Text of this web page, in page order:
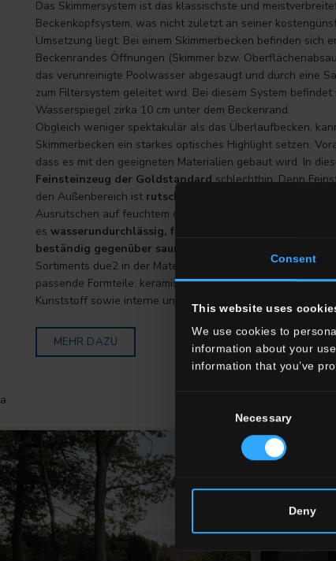
Consent
This website uses
We use cookies to
information about your
information that you’ve
Necessary
Deny
Das Skimmersystem ist das klassischste und
Beckenkopfsystem, was nicht zuletzt an seiner
Umsetzung liegt. Bei einem Skimmerbecken befinden sich
Beckenrandes Öffnungen (Skimmer bzw.
das verunreinigte Poolwasser abgesaugt und durch eine
zum Filtersystem geleitet wird. Bei diesem System befindet
Wasserspiegel zirka 10 cm unter dem Beckenrand.
Obgleich weniger spektakulär als das Überlaufbecken,
Skimmerbecken ein starkes optisches Highlight setzen.
dass es mit den geeigneten Materialien gebaut wird. In
Feinsteinzeug der Goldstandardschlechthin. Denn
den Außenbereich ist rutschhemmend
Ausrutschen auf feuchtem oder nassem Boden verhindern.
es wasserundurchlässig, frostbeständig,
beständig gegenüber sauren Reinigungsmitteln
Sortiments due2 in der Materialstärke 20 mm verfügt über
passende Formteile: keramische Abdeckroste,
Kunststoff sowie interne und externe Handfassen.
MEHR DAZU
a